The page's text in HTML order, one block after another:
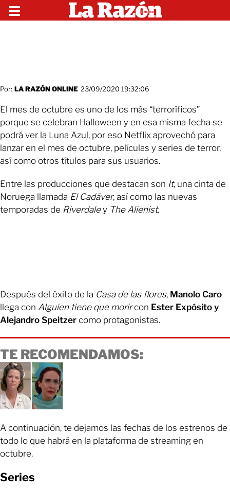
Por: LA RAZÓN ONLINE 23/09/2020 19:32:06
El mes de octubre es uno de los más “terroríficos”
porque se celebran Halloween y en esa misma fecha se
podrá ver la Luna Azul, por eso Netflix aprovechó para
lanzar en el mes de octubre, películas y series de terror,
así como otros títulos para sus usuarios.
Entre las producciones que destacan son It, una cinta de
Noruega llamada El Cadáver, así como las nuevas
temporadas de Riverdaley The Alienist.
Después del éxito de la Casa de las flores, Manolo Caro
llega con Alguien tiene que morircon Ester Expósito y
Alejandro Speitzer como protagonistas.
TE RECOMENDAMOS:
A continuación, te dejamos las fechas de los estrenos de
todo lo que habrá en la plataforma de streaming en
octubre.
Series